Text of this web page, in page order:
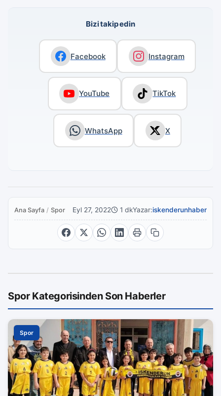
Bizi takip edin
Facebook Instagram
YouTube TikTok
WhatsApp X
Ana Sayfa / Spor Eyl 27, 2022 1 dkYazar:iskenderunhaber
Spor Kategorisinden Son Haberler
Spor